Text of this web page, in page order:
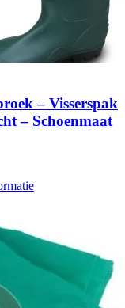
– Visserspak
– Schoenmaat